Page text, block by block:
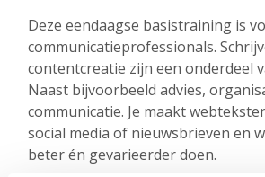
Deze eendaagse basistraining is
communicatieprofessionals.
contentcreatie zijn een onderdeel
Naast bijvoorbeeld advies,
communicatie. Je maakt
social media of nieuwsbrieven en
beter én gevarieerder doen.